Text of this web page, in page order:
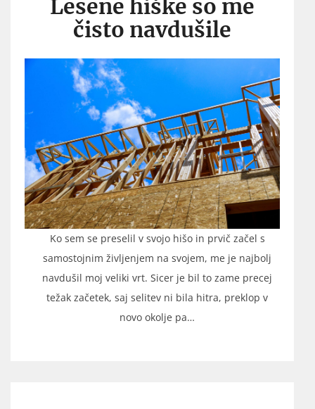
Lesene hiške so me
čisto navdušile
Ko sem se preselil v svojo hišo in prvič začel s
samostojnim življenjem na svojem, me je najbolj
navdušil moj veliki vrt. Sicer je bil to zame precej
težak začetek, saj selitev ni bila hitra, preklop v
novo okolje pa…